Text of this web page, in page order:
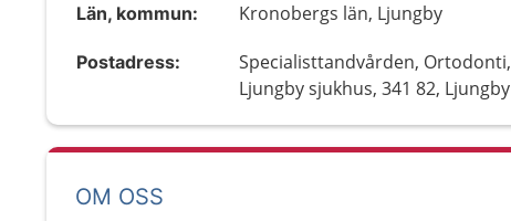
Län, kommun: Kronobergs län, Ljungby
Postadress:
Specialisttandvården, Ortodonti,
Ljungby sjukhus, 341 82, Ljungby
OM OSS